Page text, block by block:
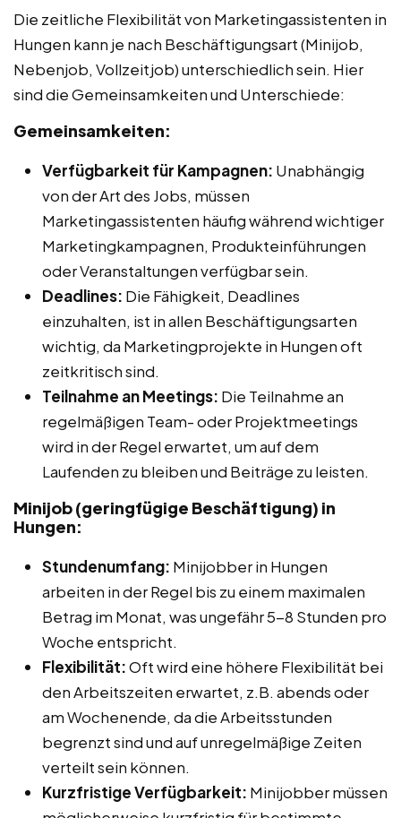
Die zeitliche Flexibilität von Marketingassistenten in
Hungen kann je nach Beschäftigungsart (Minijob,
Nebenjob, Vollzeitjob) unterschiedlich sein. Hier
sind die Gemeinsamkeiten und Unterschiede:
Gemeinsamkeiten:
Verfügbarkeit für Kampagnen: Unabhängig
von der Art des Jobs, müssen
Marketingassistenten häufig während wichtiger
Marketingkampagnen, Produkteinführungen
oder Veranstaltungen verfügbar sein.
Deadlines: Die Fähigkeit, Deadlines
einzuhalten, ist in allen Beschäftigungsarten
wichtig, da Marketingprojekte in Hungen oft
zeitkritisch sind.
Teilnahme an Meetings: Die Teilnahme an
regelmäßigen Team- oder Projektmeetings
wird in der Regel erwartet, um auf dem
Laufenden zu bleiben und Beiträge zu leisten.
Minijob (geringfügige Beschäftigung) in
Hungen:
Stundenumfang: Minijobber in Hungen
arbeiten in der Regel bis zu einem maximalen
Betrag im Monat, was ungefähr 5-8 Stunden pro
Woche entspricht.
Flexibilität:Oft wird eine höhere Flexibilität bei
den Arbeitszeiten erwartet, z.B. abends oder
am Wochenende, da die Arbeitsstunden
begrenzt sind und auf unregelmäßige Zeiten
verteilt sein können.
Kurzfristige Verfügbarkeit: Minijobber müssen